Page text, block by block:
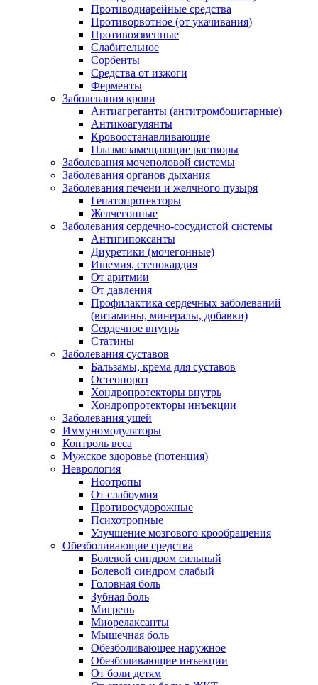
Противодиарейные средства
Противорвотное (от укачивания)
Противоязвенные
Слабительное
Сорбенты
Средства от изжоги
Ферменты
Заболевания крови
Антиагреганты (антитромбоцитарные)
Антикоагулянты
Кровоостанавливающие
Плазмозамещающие растворы
Заболевания мочеполовой системы
Заболевания органов дыхания
Заболевания печени и желчного пузыря
Гепатопротекторы
Желчегонные
Заболевания сердечно-сосудистой системы
Антигипоксанты
Диуретики (мочегонные)
Ишемия, стенокардия
От аритмии
От давления
Профилактика сердечных заболеваний
(витамины, минералы, добавки)
Сердечное внутрь
Статины
Заболевания суставов
Бальзамы, крема для суставов
Остеопороз
Хондропротекторы внутрь
Хондропротекторы инъекции
Заболевания ушей
Иммуномодуляторы
Контроль веса
Мужское здоровье (потенция)
Неврология
Ноотропы
От слабоумия
Противосудорожные
Психотропные
Улучшение мозгового крообращения
Обезболивающие средства
Болевой синдром сильный
Болевой синдром слабый
Головная боль
Зубная боль
Мигрень
Миорелаксанты
Мышечная боль
Обезболивающее наружное
Обезболивающие инъекции
От боли детям